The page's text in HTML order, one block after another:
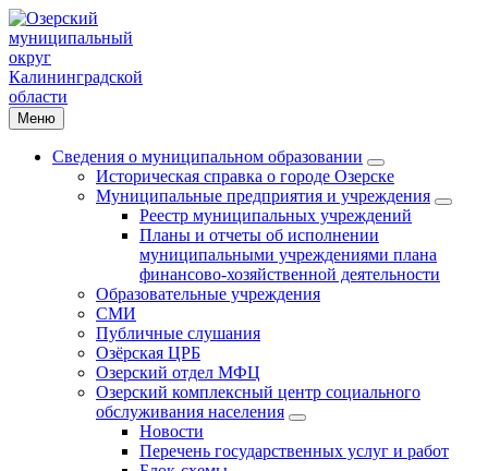
Меню
Сведения о муниципальном образовании
Историческая справка о городе Озерске
Муниципальные предприятия и учреждения
Реестр муниципальных учреждений
Планы и отчеты об исполнении
муниципальными учреждениями плана
финансово-хозяйственной деятельности
Образовательные учреждения
СМИ
Публичные слушания
Озёрская ЦРБ
Озерский отдел МФЦ
Озерский комплексный центр социального
обслуживания населения
Новости
Перечень государственных услуг и работ